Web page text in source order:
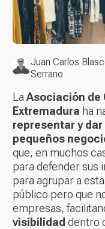
Juan Carlos
Serrano
La Asociación de
Extremadura ha
representar y
pequeños
que, en muchos
para defender sus
para agrupar a
público pero que
empresas,
visibilidad dentro